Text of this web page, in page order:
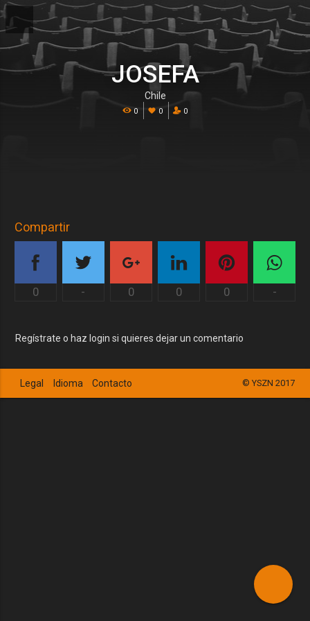
JOSEFA
Chile
0 0 0
Compartir
0 - 0 0 0 -
Regístrate o haz login si quieres dejar un comentario
© YSZN 2017
Legal Idioma Contacto